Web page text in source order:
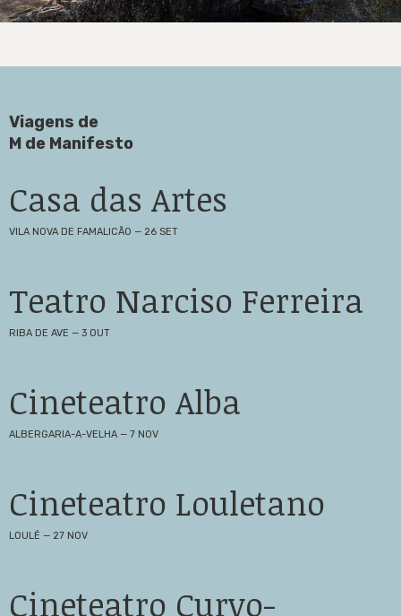
Viagens de
M de Manifesto
Casa das Artes
VILA NOVA DE FAMALICÃO — 26 SET
Teatro Narciso Ferreira
RIBA DE AVE — 3 OUT
Cineteatro Alba
ALBERGARIA-A-VELHA — 7 NOV
Cineteatro Louletano
LOULÉ — 27 NOV
Cineteatro Curvo-